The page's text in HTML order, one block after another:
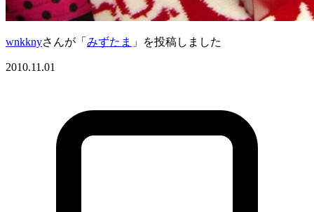
wnkknyさんが「 みずたま 」を投稿しました
2010.11.01